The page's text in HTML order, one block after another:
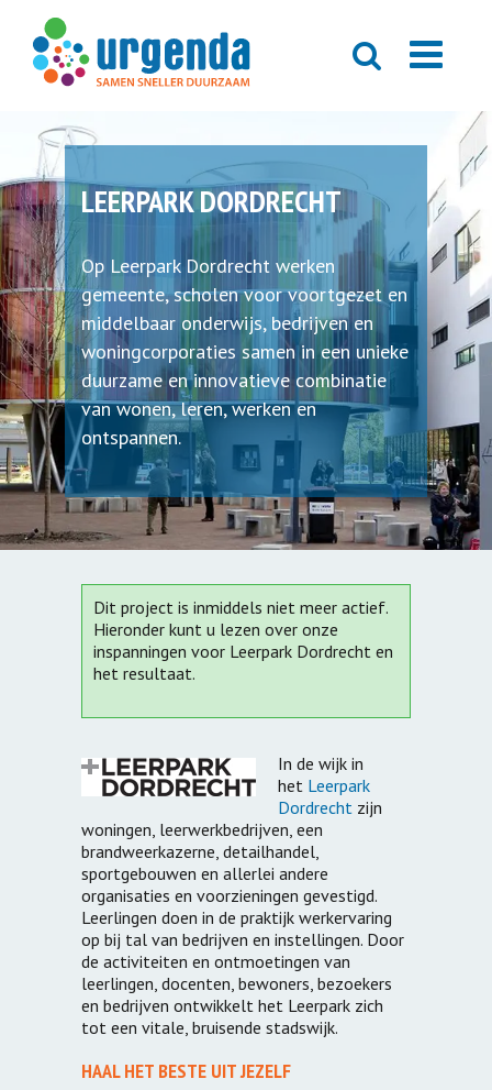
LEERPARK DORDRECHT
Op Leerpark Dordrecht werken
gemeente, scholen voor voortgezet en
middelbaar onderwijs, bedrijven en
woningcorporaties samen in een unieke
duurzame en innovatieve combinatie
van wonen, leren, werken en
ontspannen.
Dit project is inmiddels niet meer actief.
Hieronder kunt u lezen over onze
inspanningen voor Leerpark Dordrecht en
het resultaat.
In de wijk in
het Leerpark
Dordrecht zijn
woningen, leerwerkbedrijven, een
brandweerkazerne, detailhandel,
sportgebouwen en allerlei andere
organisaties en voorzieningen gevestigd.
Leerlingen doen in de praktijk werkervaring
op bij tal van bedrijven en instellingen. Door
de activiteiten en ontmoetingen van
leerlingen, docenten, bewoners, bezoekers
en bedrijven ontwikkelt het Leerpark zich
tot een vitale, bruisende stadswijk.
HAAL HET BESTE UIT JEZELF